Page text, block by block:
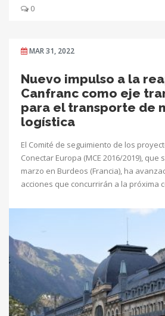
0
MAR 31, 2022
Nuevo impulso a la
Canfranc como eje
para el transporte de
logística
El Comité de seguimiento de los
Conectar Europa (MCE 2016/2019),
marzo en Burdeos (Francia), ha
acciones que concurrirán a la próxima